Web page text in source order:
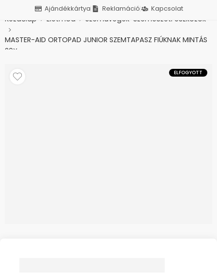
Ajándékkártya Reklamáció Kapcsolat
Kezdőlap Életmód Szemüvegek-szemészeti eszközök
MASTER-AID ORTOPAD JUNIOR SZEMTAPASZ FIÚKNAK MINTÁS
20X
ELFOGYOTT